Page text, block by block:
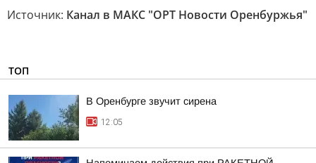
Источник: Канал в МАКС "ОРТ Новости Оренбуржья"
ТОП
В Оренбурге звучит сирена
12:05